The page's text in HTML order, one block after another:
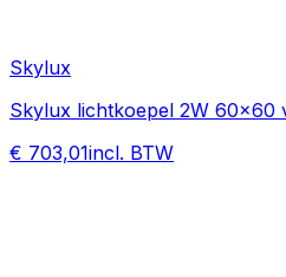
Skylux
Skylux lichtkoepel 2W 60x60
€ 703,01incl. BTW